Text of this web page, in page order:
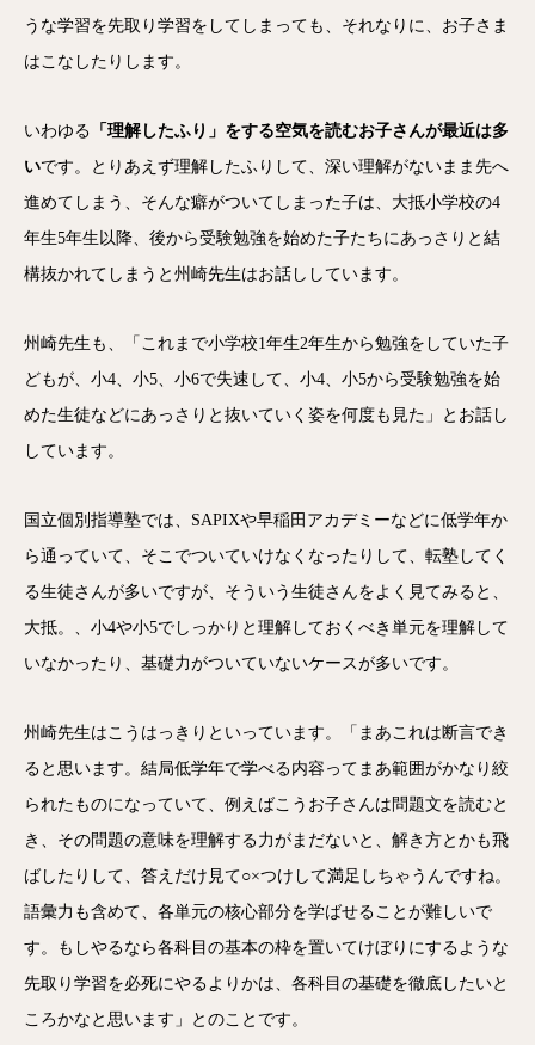
うな学習を先取り学習をしてしまっても、それなりに、お子さま
はこなしたりします。
いわゆる 「理解したふり」をする空気を読むお子さんが最近は多
いです。とりあえず理解したふりして、深い理解がないまま先へ
進めてしまう、そんな癖がついてしまった子は、大抵小学校の4
年生5年生以降、後から受験勉強を始めた子たちにあっさりと結
構抜かれてしまうと州崎先生はお話ししています。
州崎先生も、「これまで小学校1年生2年生から勉強をしていた子
どもが、小4、小5、小6で失速して、小4、小5から受験勉強を始
めた生徒などにあっさりと抜いていく姿を何度も見た」とお話し
しています。
国立個別指導塾では、SAPIXや早稲田アカデミーなどに低学年か
ら通っていて、そこでついていけなくなったりして、転塾してく
る生徒さんが多いですが、そういう生徒さんをよく見てみると、
大抵。、小4や小5でしっかりと理解しておくべき単元を理解して
いなかったり、基礎力がついていないケースが多いです。
州崎先生はこうはっきりといっています。「まあこれは断言でき
ると思います。結局低学年で学べる内容ってまあ範囲がかなり絞
られたものになっていて、例えばこうお子さんは問題文を読むと
き、その問題の意味を理解する力がまだないと、解き方とかも飛
ばしたりして、答えだけ見て○×つけして満足しちゃうんですね。
語彙力も含めて、各単元の核心部分を学ばせることが難しいで
す。もしやるなら各科目の基本の枠を置いてけぼりにするような
先取り学習を必死にやるよりかは、各科目の基礎を徹底したいと
ころかなと思います」とのことです。